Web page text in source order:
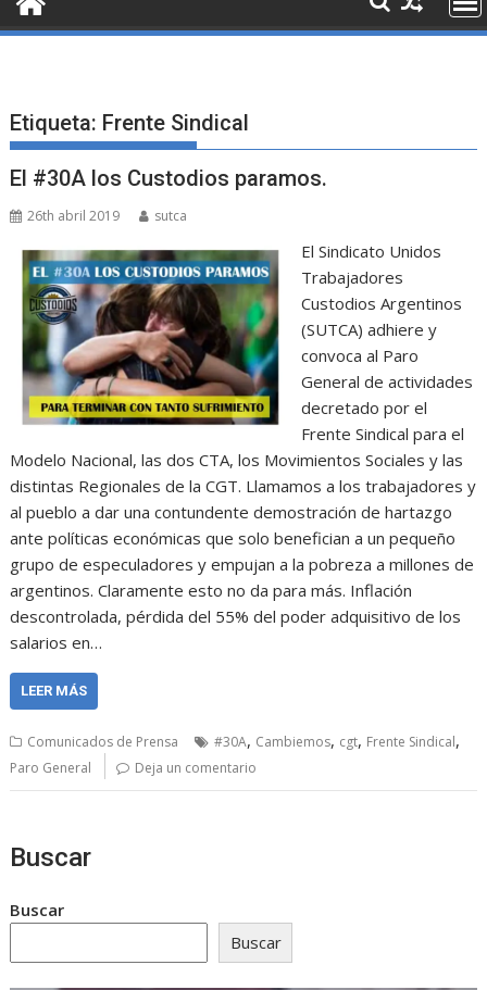
Etiqueta: Frente Sindical
El #30A los Custodios paramos.
26th abril 2019 sutca
El Sindicato Unidos
Trabajadores
Custodios Argentinos
(SUTCA) adhiere y
convoca al Paro
General de actividades
decretado por el
Frente Sindical para el
Modelo Nacional, las dos CTA, los Movimientos Sociales y las
distintas Regionales de la CGT. Llamamos a los trabajadores y
al pueblo a dar una contundente demostración de hartazgo
ante políticas económicas que solo benefician a un pequeño
grupo de especuladores y empujan a la pobreza a millones de
argentinos. Claramente esto no da para más. Inflación
descontrolada, pérdida del 55% del poder adquisitivo de los
salarios en…
LEER MÁS
Comunicados de Prensa #30A, Cambiemos, cgt, Frente Sindical,
Paro General Deja un comentario
Buscar
Buscar
Buscar